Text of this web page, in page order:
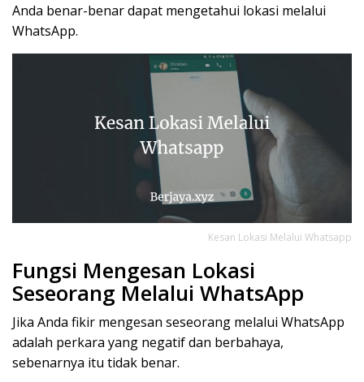
Anda benar-benar dapat mengetahui lokasi melalui
WhatsApp.
Kesan Lokasi Melalui Whatsapp
Fungsi Mengesan Lokasi
Seseorang Melalui WhatsApp
Jika Anda fikir mengesan seseorang melalui WhatsApp
adalah perkara yang negatif dan berbahaya,
sebenarnya itu tidak benar.